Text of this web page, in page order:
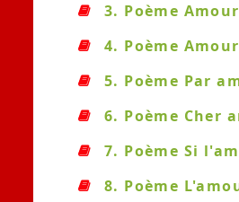
3. Poème
4. Poème Amour
5. Poème Par
6. Poème Cher
7. Poème Si
8. Poème